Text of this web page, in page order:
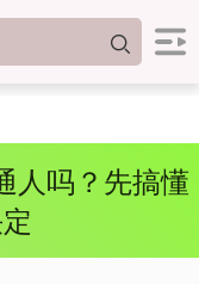
人吗？先搞懂